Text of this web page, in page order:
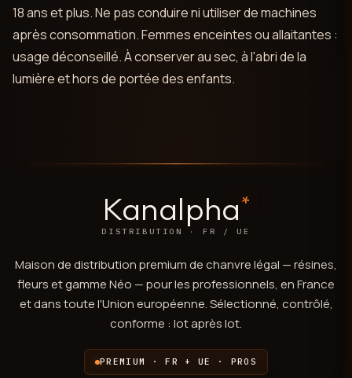
18 ans et plus. Ne pas conduire ni utiliser de machines
après consommation. Femmes enceintes ou allaitantes :
usage déconseillé. À conserver au sec, à l'abri de la
lumière et hors de portée des enfants.
Kanalpha*
DISTRIBUTION · FR / UE
Maison de distribution premium de chanvre légal — résines,
fleurs et gamme Néo — pour les professionnels, en France
et dans toute l'Union européenne. Sélectionné, contrôlé,
conforme : lot après lot.
PREMIUM · FR + UE · PROS